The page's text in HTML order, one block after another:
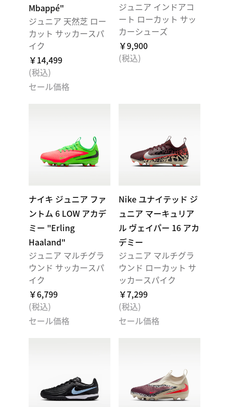
Mbappé"
ジュニア 天然芝 ロー
カット サッカースパ
イク
￥14,499
(税込)
セール価格
ジュニア インドアコ
ート ローカット サッ
カーシューズ
￥9,900
(税込)
ナイキ ジュニア ファ
ントム 6 LOW アカデ
ミー "Erling
Haaland"
ジュニア マルチグラ
ウンド サッカースパ
イク
￥6,799
(税込)
セール価格
Nike ユナイテッド ジ
ュニア マーキュリア
ル ヴェイパー 16 アカ
デミー
ジュニア マルチグラ
ウンド ローカット サ
ッカースパイク
￥7,299
(税込)
セール価格